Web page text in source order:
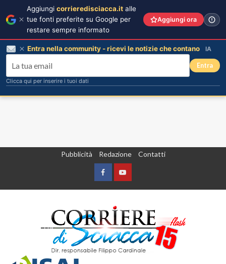
Pubblicità Redazione Contatti
FacebookYountube
Aggiungi corrieredisciacca.it alle
tue fonti preferite su Google per
restare sempre informato
Aggiungi ora
Entra nella community - ricevi le notizie che contano IA
Entra
Clicca qui per inserire i tuoi dati